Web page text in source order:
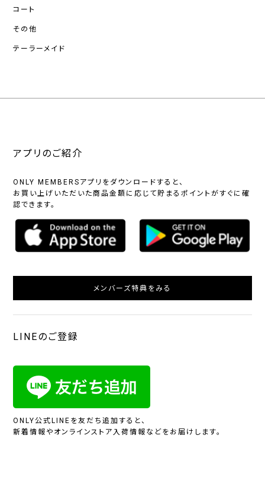
コート
その他
テーラーメイド
アプリのご紹介
ONLY MEMBERSアプリをダウンロードすると、
お買い上げいただいた商品金額に応じて貯まるポイントがすぐに確
認できます。
メンバーズ特典をみる
LINEのご登録
ONLY公式LINEを友だち追加すると、
新着情報やオンラインストア入荷情報などをお届けします。